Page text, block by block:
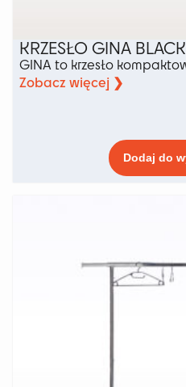
KRZESŁO GINA BLACK
GINA to krzesło
Zobacz więcej ❯
Dodaj do